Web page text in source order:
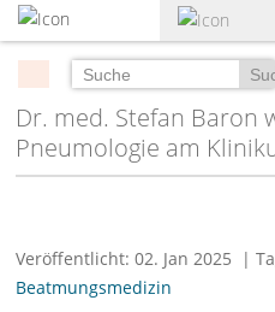
zum
Hauptinhalt
Suchen
Dr. med. Stefan Baron
Pneumologie am
Veröffentlicht: 02. Jan 2025 |
Beatmungsmedizin